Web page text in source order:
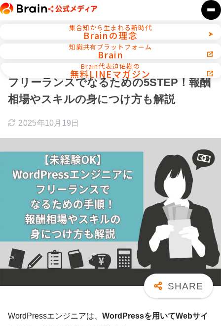
集合知から生まれる新時代
Brainの理念
知識共有プラットフォーム
Brain
Brain代表迫佑樹の
無料LINEマガジン
Webデザイン／WEB制作
【未経験OK】WordPressエンジニアに
フリーランスでなるための5STEP！報酬
相場やスキルの身につけ方も解説
2025年10月19日
WordPressエンジニアは、 WordPressを用いてWebサイ